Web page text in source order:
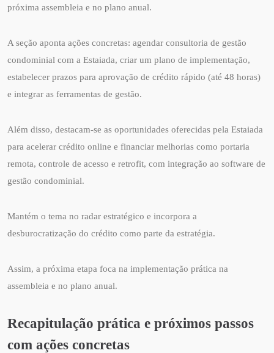
próxima assembleia e no plano anual.
A seção aponta ações concretas: agendar consultoria de gestão
condominial com a Estaiada, criar um plano de implementação,
estabelecer prazos para aprovação de crédito rápido (até 48 horas)
e integrar as ferramentas de gestão.
Além disso, destacam-se as oportunidades oferecidas pela Estaiada
para acelerar crédito online e financiar melhorias como portaria
remota, controle de acesso e retrofit, com integração ao software de
gestão condominial.
Mantém o tema no radar estratégico e incorpora a
desburocratização do crédito como parte da estratégia.
Assim, a próxima etapa foca na implementação prática na
assembleia e no plano anual.
Recapitulação prática e próximos passos
com ações concretas